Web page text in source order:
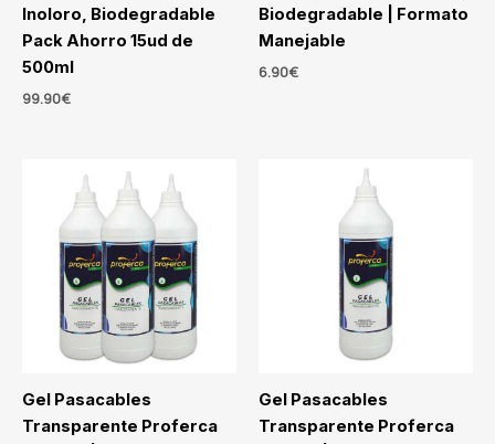
Inoloro, Biodegradable
Pack Ahorro 15ud de
500ml
99.90€
Biodegradable | Formato
Manejable
6.90€
Gel Pasacables
Transparente Proferca
Gel Pasacables
Transparente Proferca